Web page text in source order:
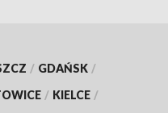
/ GDAŃSK /
/ KIELCE /